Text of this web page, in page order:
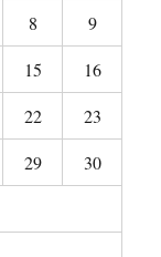
8
9
15
16
22
23
29
30